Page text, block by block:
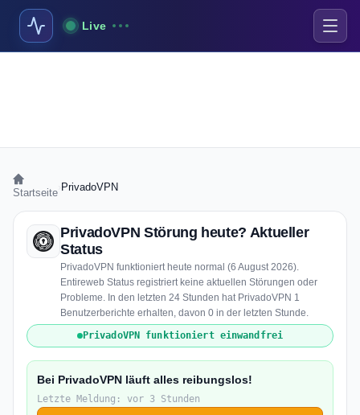
Live
Startseite PrivadoVPN
PrivadoVPN Störung heute? Aktueller
Status
PrivadoVPN funktioniert heute normal (6 August 2026).
Entireweb Status registriert keine aktuellen Störungen oder
Probleme. In den letzten 24 Stunden hat PrivadoVPN 1
Benutzerberichte erhalten, davon 0 in der letzten Stunde.
PrivadoVPN funktioniert einwandfrei
Bei PrivadoVPN läuft alles reibungslos!
Letzte Meldung: vor 3 Stunden